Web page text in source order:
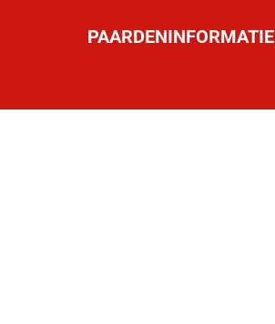
PAARDENINFORMATIE